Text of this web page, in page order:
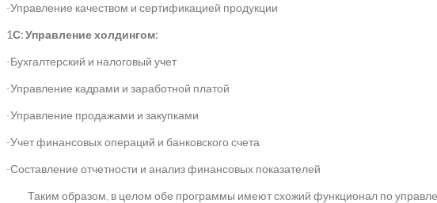
-Управление качеством и сертификацией продукции
1С: Управление холдингом:
-Бухгалтерский и налоговый учет
-Управление кадрами и заработной платой
-Управление продажами и закупками
-Учет финансовых операций и банковского счета
-Составление отчетности и анализ финансовых показателей
Таким образом, в целом обе программы имеют схожий функционал по